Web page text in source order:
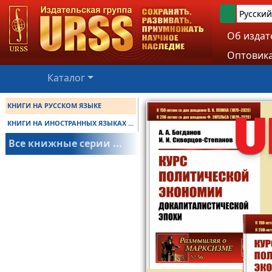
Русский
Об
Каталог
КНИГИ НА РУССКОМ ЯЗЫКЕ
КНИГИ НА ИНОСТРАННЫХ ЯЗЫКАХ ...
Все книжные серии ...